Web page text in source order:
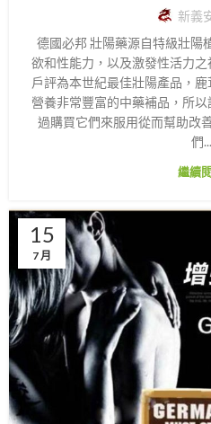
新義
德國必邦 壯陽藥源自特級壯陽
欲和性能力，以及激發性活力
戶評為本世紀最佳壯陽產品，
營養非常豐富的中藥補品，所
過購買它們來服用從而幫助改
們...
繼續
15
7 月